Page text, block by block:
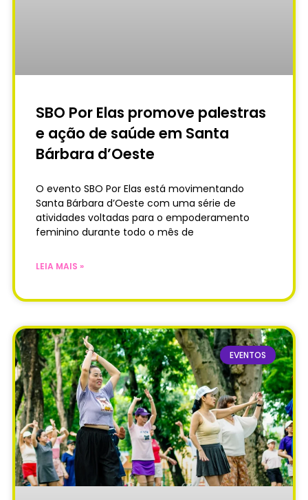
SBO Por Elas promove palestras
e ação de saúde em Santa
Bárbara d’Oeste
O evento SBO Por Elas está movimentando
Santa Bárbara d’Oeste com uma série de
atividades voltadas para o empoderamento
feminino durante todo o mês de
LEIA MAIS »
EVENTOS